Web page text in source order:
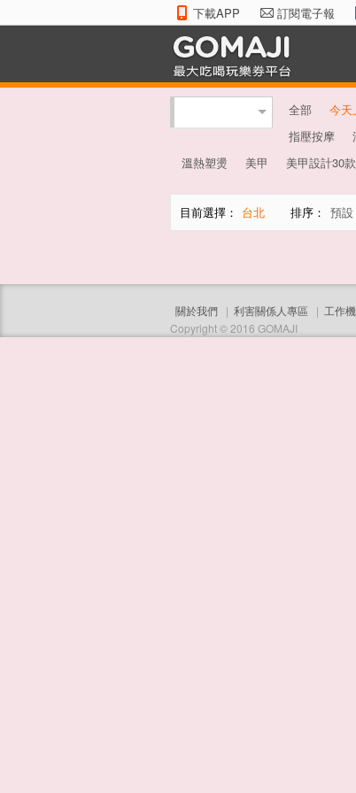
下載APP 訂閱電子報
全部 今天
指壓按摩
溫熱塑燙
美甲 美甲設計30款
目前選擇： 台北 排序： 預設
關於我們 | 利害關係人專區 | 工作
Copyright © 2016 GOMAJI